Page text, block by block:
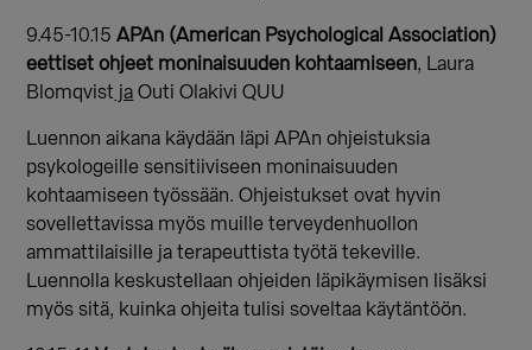
9.45-10.15APAn (American Psychological Association)
eettiset ohjeet moninaisuuden kohtaamiseen, Laura
Blomqvist ja Outi Olakivi QUU
Luennon aikana käydään läpi APAn ohjeistuksia
psykologeille sensitiiviseen moninaisuuden
kohtaamiseen työssään. Ohjeistukset ovat hyvin
sovellettavissa myös muille terveydenhuollon
ammattilaisille ja terapeuttista työtä tekeville.
Luennolla keskustellaan ohjeiden läpikäymisen lisäksi
myös sitä, kuinka ohjeita tulisi soveltaa käytäntöön.